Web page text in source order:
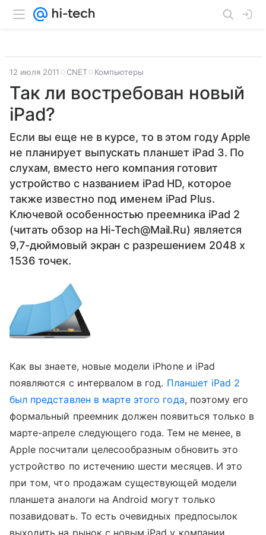
12 июля 2011 CNET Компьютеры
Так ли востребован новый
iPad?
Если вы еще не в курсе, то в этом году Apple
не планирует выпускать планшет iPad 3. По
слухам, вместо него компания готовит
устройство с названием iPad HD, которое
также известно под именем iPad Plus.
Ключевой особенностью преемника iPad 2
(читать обзор на Hi-Tech@Mail.Ru) является
9,7-дюймовый экран с разрешением 2048 x
1536 точек.
Как вы знаете, новые модели iPhone и iPad
появляются с интервалом в год. Планшет iPad 2
был представлен в марте этого года, поэтому его
формальный преемник должен появиться только в
марте-апреле следующего года. Тем не менее, в
Apple посчитали целесообразным обновить это
устройство по истечению шести месяцев. И это
при том, что продажам существующей модели
планшета аналоги на Android могут только
позавидовать. То есть очевидных предпосылок
выходить на рынок с новым iPad у компании